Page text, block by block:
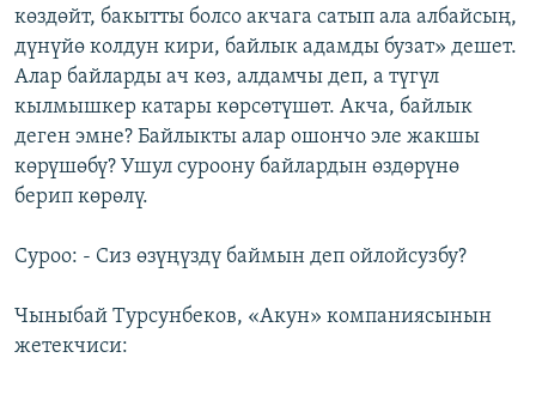
көздөйт, бакытты болсо акчага сатып ала албайсың,
дүнүйө колдун кири, байлык адамды бузат» дешет.
Алар байларды ач көз, алдамчы деп, а түгүл
кылмышкер катары көрсөтүшөт. Акча, байлык
деген эмне? Байлыкты алар ошончо эле жакшы
көрүшөбү? Ушул суроону байлардын өздөрүнө
берип көрөлү.
Суроо: - Сиз өзүңүздү баймын деп ойлойсузбу?
Чыныбай Турсунбеков, «Акун» компаниясынын
жетекчиси: